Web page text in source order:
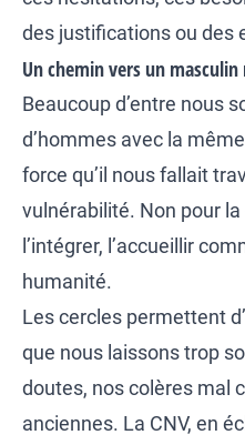
des justifications ou des
Un chemin vers un masculin
Beaucoup d’entre nous
d’hommes avec la
force qu’il nous fallait
vulnérabilité. Non pour
l’intégrer, l’accueillir
humanité.
Les cercles permettent
que nous laissons trop
doutes, nos colères mal
anciennes. La CNV, en